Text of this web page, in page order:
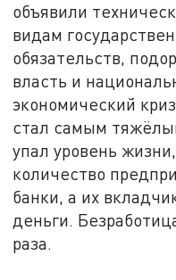
объявили
видам
обязательств,
власть и
экономический
стал самым
упал уровень
количество
банки, а их
деньги.
раза.